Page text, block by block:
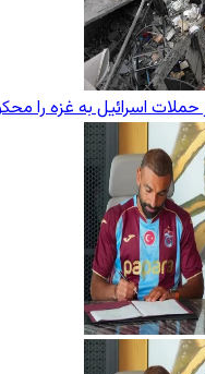
اسرائیل به غزه را